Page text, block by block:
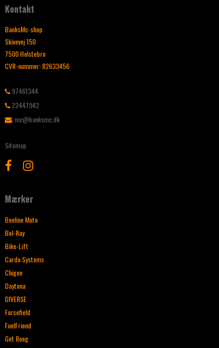
Kontakt
BanksMc-shop
Skivevej 150
7500 Holstebro
CVR-nummer:82633456
97461344
22447942
:mc@banksmc.dk
Sitemap
Mærker
Beeline Moto
Bel-Ray
Bike-Lift
Cardo Systems
Chigee
Daytona
DIVERSE
Forcefield
FuelFriend
Get Roeg